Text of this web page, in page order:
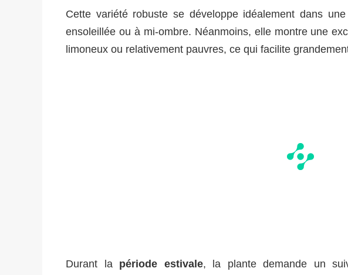
Cette variété robuste se développe idéalement dans une
ensoleillée ou à mi-ombre. Néanmoins, elle montre une
limoneux ou relativement pauvres, ce qui facilite
Durant la période estivale, la plante demande un